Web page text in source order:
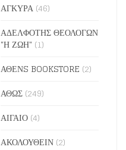
ΑΓΚΥΡΑ (46)
ΑΔΕΛΦΟΤΗΣ ΘΕΟΛΟΓΩΝ
"Η ΖΩΗ" (1)
ΑΘΕΝS BOOKSTORE (2)
ΑΘΩΣ (249)
ΑΙΓΑΙΟ (4)
ΑΚΟΛΟΥΘΕΙΝ (2)